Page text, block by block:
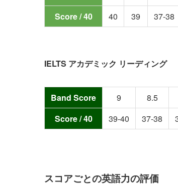
Score / 40
40 39 37-38
IELTS アカデミック リーディング
Band Score 9 8.5
Score / 40
39-40 37-38
スコアごとの英語力の評価